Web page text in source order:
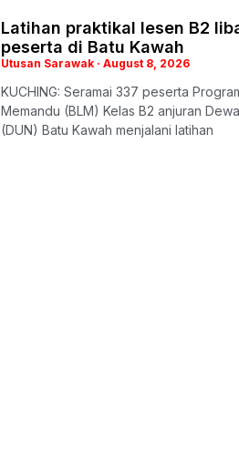
Latihan praktikal lesen B2
peserta di Batu Kawah
Utusan Sarawak August 8, 2026
KUCHING: Seramai 337 peserta
Memandu (BLM) Kelas B2 anjuran
(DUN) Batu Kawah menjalani latihan